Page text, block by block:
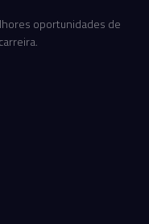
oportunidades de